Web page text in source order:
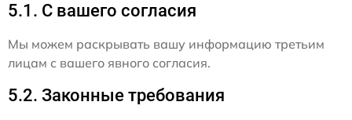
5.1. С вашего согласия
Мы можем раскрывать вашу информацию третьим
лицам с вашего явного согласия.
5.2. Законные требования